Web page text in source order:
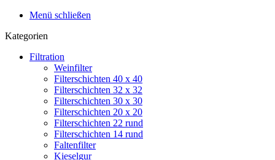
Menü schließen
Kategorien
Filtration
Weinfilter
Filterschichten 40 x 40
Filterschichten 32 x 32
Filterschichten 30 x 30
Filterschichten 20 x 20
Filterschichten 22 rund
Filterschichten 14 rund
Faltenfilter
Kieselgur